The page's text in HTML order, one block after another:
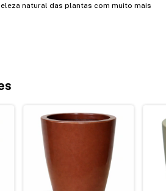
natural das plantas com muito mais